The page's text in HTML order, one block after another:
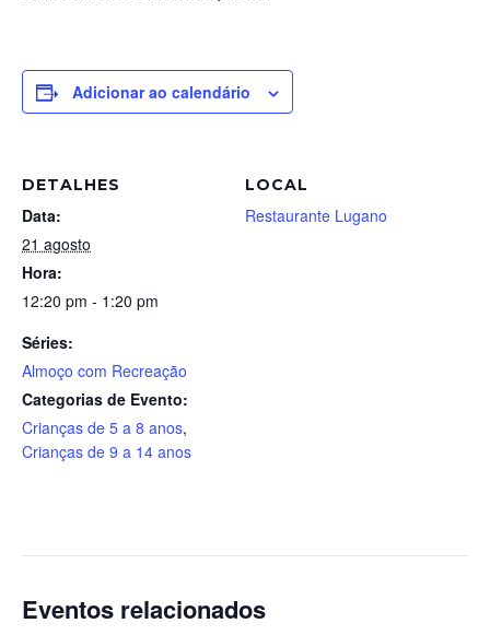
Adicionar ao calendário
DETALHES
Data:
21 agosto
Hora:
12:20 pm - 1:20 pm
Séries:
Almoço com Recreação
Categorias de Evento:
Crianças de 5 a 8 anos,
Crianças de 9 a 14 anos
LOCAL
Restaurante Lugano
Eventos relacionados